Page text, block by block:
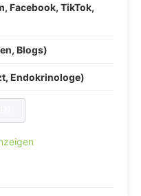
Facebook, TikTok,
Blogs)
Endokrinologe)